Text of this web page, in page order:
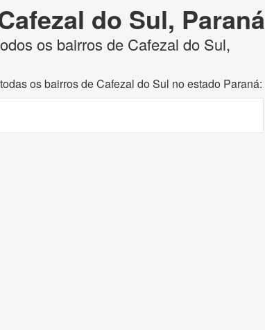
do Sul, Paraná
os bairros de Cafezal do Sul,
os bairros de Cafezal do Sul no estado Paraná: